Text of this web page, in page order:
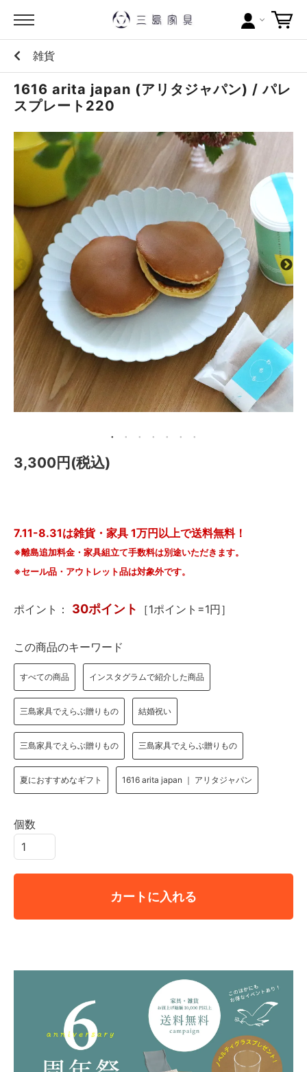
カテゴリー
ブランドから探す
当店について
お買い物ガイド
ポイントについて
配送料について
ラッピングについて
メールマガジン
Instagram
Facebook
雑貨
1616 arita japan (アリタジャパン) / パレ
スプレート220
3,300円(税込)
7.11-8.31は雑貨・家具 1万円以上で送料無料！
※離島追加料金・家具組立て手数料は別途いただきます。
※セール品・アウトレット品は対象外です。
ポイント： 30ポイント ［1ポイント=1円］
この商品のキーワード
すべての商品 インスタグラムで紹介した商品
三島家具でえらぶ贈りもの 結婚祝い
三島家具でえらぶ贈りもの 三島家具でえらぶ贈りもの
夏におすすめなギフト 1616 arita japan ｜ アリタジャパン
個数
カートに入れる